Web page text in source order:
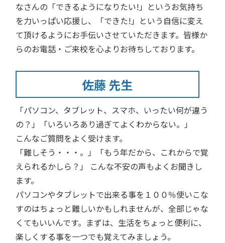
なさんの「できるようになりたい!」というお気持ち
を力いっぱい応援し、「できた!」という自信に変え
て頂けるようにお手伝いさせていただきます。皆様か
らのお電話・ご来校を心よりお待ちしております。
佐藤 先生
「パソコン、タブレット、スマホ、いったい何が違う
の？」「いろいろあり過ぎてよくわからない。」
こんなご質問をよく受けます。
「難しそう・・・。」「もう年だから、これからで覚
えられるかしら？」 こんな不安の声もよくお聞きし
ます。
パソコンやタブレットで出来る事を１００％使いこな
すのはちょっと難しいかもしれませんが、全部じゃな
くてもいいんです。まずは、生活をちょっと便利に、
楽しくする事を一つでも覚えてみましょう。